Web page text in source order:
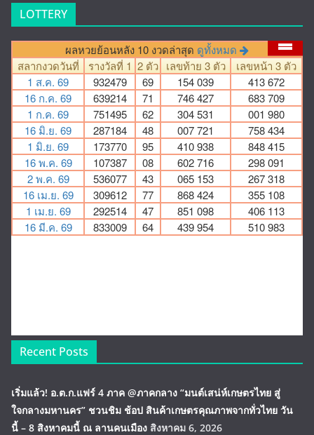
LOTTERY
Recent Posts
เริ่มแล้ว! อ.ต.ก.แฟร์ 4 ภาค @ภาคกลาง “มนต์เสน่ห์เกษตรไทย สู่
ใจกลางมหานคร” ชวนชิม ช้อป สินค้าเกษตรคุณภาพจากทั่วไทย วัน
นี้ – 8 สิงหาคมนี้ ณ ลานคนเมือง สิงหาคม 6, 2026